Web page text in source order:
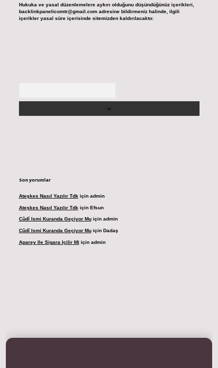
Hukuka ve yasal düzenlemelere aykırı olduğunu düşündüğünüz içerikleri,
backlinkpanelicomtr@gmail.comadresine bildirmeniz halinde, ilgili
içerikler yasal süre içerisinde sitemizden kaldırılacaktır.
Son yorumlar
Ateşkes Nasıl Yazılır Tdk için admin
Ateşkes Nasıl Yazılır Tdk için Efsun
Cûdî Ismi Kuranda Geçiyor Muiçin admin
Cûdî Ismi Kuranda Geçiyor Muiçin Dadaş
Aparey Ile Sigara Içilir Mi için admin